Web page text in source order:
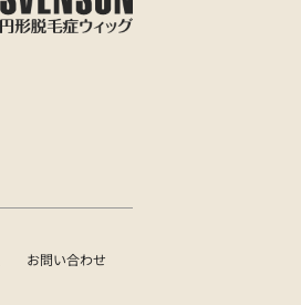
お問い合わせ